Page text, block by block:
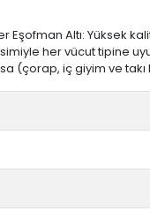
Altı: Yüksek
her vücut tipine
(çorap, iç giyim ve